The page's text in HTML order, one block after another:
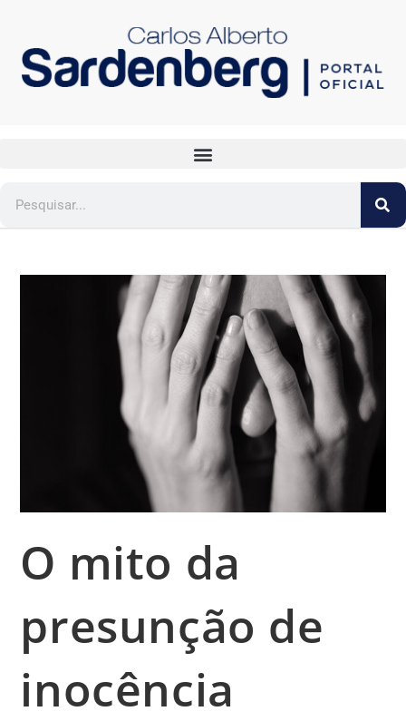
O mito da
presunção de
inocência